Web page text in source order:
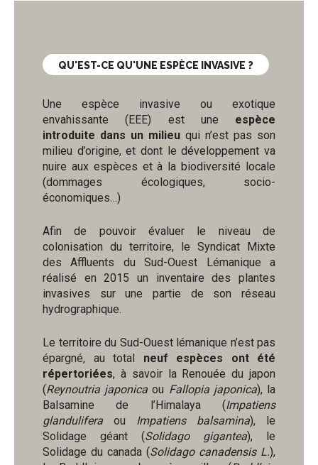
QU'EST-CE QU'UNE ESPÈCE INVASIVE ?
Une espèce invasive ou exotique
envahissante (EEE) est une espèce
introduite dans un milieu qui n’est pas son
milieu d’origine, et dont le développement va
nuire aux espèces et à la biodiversité locale
(dommages écologiques, socio-
économiques…)
Afin de pouvoir évaluer le niveau de
colonisation du territoire, le Syndicat Mixte
des Affluents du Sud-Ouest Lémanique a
réalisé en 2015 un inventaire des plantes
invasives sur une partie de son réseau
hydrographique.
Le territoire du Sud-Ouest lémanique n’est pas
épargné, au total neuf espèces ont été
répertoriées, à savoir la Renouée du japon
(Reynoutria japonica ou Fallopia japonica), la
Balsamine de l’Himalaya (Impatiens
glandulifera ou Impatiens balsamina), le
Solidage géant (Solidago gigantea), le
Solidage du canada (Solidago canadensis L.),